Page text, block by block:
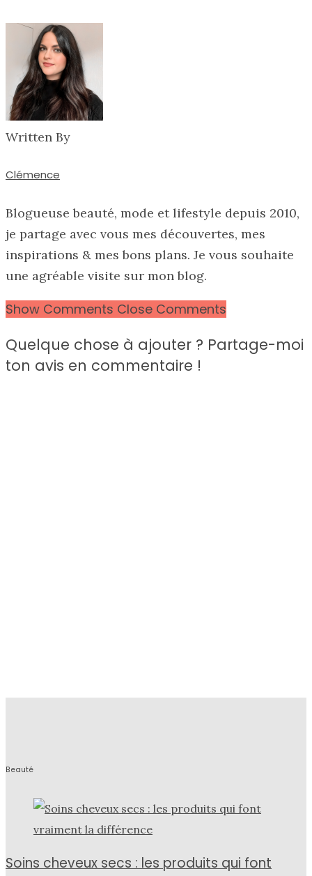
Written By
Clémence
Blogueuse beauté, mode et lifestyle depuis 2010,
je partage avec vous mes découvertes, mes
inspirations & mes bons plans. Je vous souhaite
une agréable visite sur mon blog.
Show Comments Close Comments
Quelque chose à ajouter ? Partage-moi
ton avis en commentaire !
Beauté
Soins cheveux secs : les produits qui font